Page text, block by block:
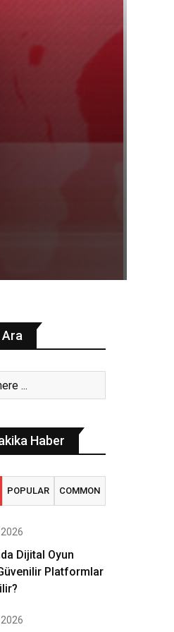
Haber
POPULAR COMMON
Dijital Oyun
Platformlar